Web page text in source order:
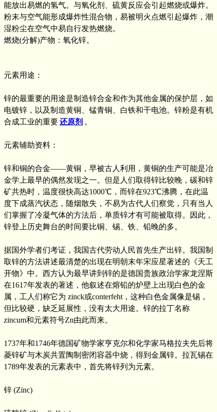
能放出易燃的氢气。与氧化剂、硫黄反应会引起燃烧或爆炸。
粉末与空气能形成爆炸性混合物，易被明火点燃引起爆炸，潮
湿粉尘在空气中易自行发热燃烧。
燃烧(分解)产物：氧化锌。
元素用途：
锌的最重要的用途是制造锌合金和作为其他金属的保护层，如
电镀锌，以及制造黄铜、锰青铜、白铁和干电池。锌粉是有机
合成工业的重要还原剂 。
元素辅助资料：
锌和铜的合金——黄铜，早被古人利用，黄铜的生产可能是冶
金学上最早的偶然发现之一。但是人们取得锌比较晚，碳和锌
矿共热时，温度很快高达1000℃，而锌在923℃沸腾，在此温
度下成蒸汽状态，随烟散失，不易为古代人们察觉，只有当人
们掌握了冷凝气体的方法后，单质锌才有可能被取得。因此，
锌登上历史舞台的时间要比铜、锡、铁、铅晚的多。
据国外学者们考证，我国古代劳动人民首先生产出锌。我国制
取锌的方法讲述最清楚的出现在明朝末年宋应星著述的《天工
开物》中。西方认为最早讲到锌的是德国贵族政治学家龙涅斯
在1617年发表的著述，他叙述在熔铅的炉壁上出现白色的金
属，工人们称它为 zinck或conterfeht，这种白色金属像是锡，
但比较硬，缺乏延展性，没有太大用途。锌的拉丁名称
zincum和元素符号Zn由此而来。
1737年和1746年德国矿物学家亨克尔和化学家马格拉夫先后将
菱锌矿与木炭共置陶制密闭容器中烧，得到金属锌。拉瓦锡在
1789年发表的元素表中，首先将锌列为元素。
锌 (Zinc)